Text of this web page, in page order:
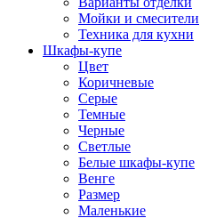
Мойки и смесители
Техника для кухни
Шкафы-купе
Цвет
Коричневые
Серые
Темные
Черные
Светлые
Белые шкафы-купе
Венге
Размер
Маленькие